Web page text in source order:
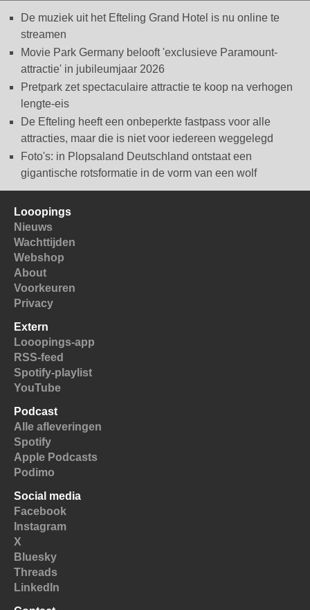
De muziek uit het Efteling Grand Hotel is nu online te
streamen
Movie Park Germany belooft 'exclusieve Paramount-
attractie' in jubileumjaar 2026
Pretpark zet spectaculaire attractie te koop na verhogen
lengte-eis
De Efteling heeft een onbeperkte fastpass voor alle
attracties, maar die is niet voor iedereen weggelegd
Foto's: in Plopsaland Deutschland ontstaat een
gigantische rotsformatie in de vorm van een wolf
Looopings
Nieuws
Wachttijden
Webshop
About
Voorkeuren
Privacy
Extern
Looopings-app
RSS-feed
Spotify-playlist
YouTube
Podcast
Alle afleveringen
Spotify
Apple Podcasts
Podimo
Social media
Facebook
Instagram
X
Bluesky
Threads
LinkedIn